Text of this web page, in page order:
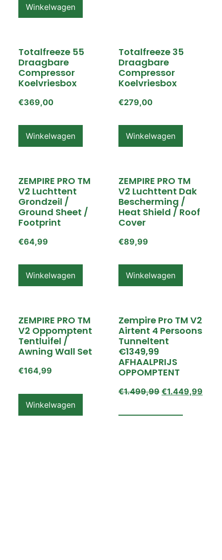
Winkelwagen
Totalfreeze 55
Draagbare
Compressor
Koelvriesbox
€369,00
Winkelwagen
Totalfreeze 35
Draagbare
Compressor
Koelvriesbox
€279,00
Winkelwagen
ZEMPIRE PRO TM
V2 Luchttent
Grondzeil /
Ground Sheet /
Footprint
€64,99
Winkelwagen
ZEMPIRE PRO TM
V2 Luchttent Dak
Bescherming /
Heat Shield / Roof
Cover
€89,99
Winkelwagen
ZEMPIRE PRO TM
V2 Oppomptent
Tentluifel /
Awning Wall Set
€164,99
Winkelwagen
Zempire Pro TM V2
Airtent 4 Persoons
Tunneltent
€1349,99
AFHAALPRIJS
OPPOMPTENT
€1.499,99 €1.449,99